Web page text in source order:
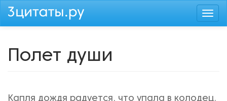
Перейти
Полет души
Капля дождя радуется, что упала в колодец.